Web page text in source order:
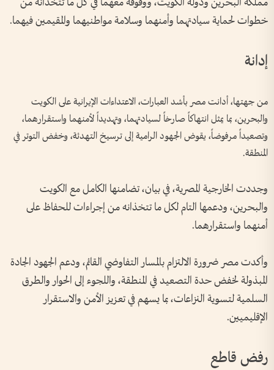
خطوات لحماية سيادتهما وأمنهما وسلامة مواطنيهما والمقيمين فيهما.
إدانة
من جهتها، أدانت مصر بأشد العبارات، الاعتداءات الإيرانية على الكويت
والبحرين، بما يمثل انتهاكاً صارخاً لسيادتهما، وتهديداً لأمنهما واستقرارهما،
وتصعيداً مرفوضاً، يقوض الجهود الرامية إلى ترسيخ التهدئة، وخفض التوتر في
المنطقة.
وجددت الخارجية المصرية، في بيان، تضامنها الكامل مع الكويت
والبحرين، ودعمها التام لكل ما تتخذانه من إجراءات للحفاظ على
أمنهما واستقرارهما.
وأكدت مصر ضرورة الالتزام بالمسار التفاوضي القائم، ودعم الجهود الجادة
المبذولة لخفض حدة التصعيد في المنطقة، واللجوء إلى الحوار والطرق
السلمية لتسوية النزاعات، بما يسهم في تعزيز الأمن والاستقرار
الإقليميين.
رفض قاطع